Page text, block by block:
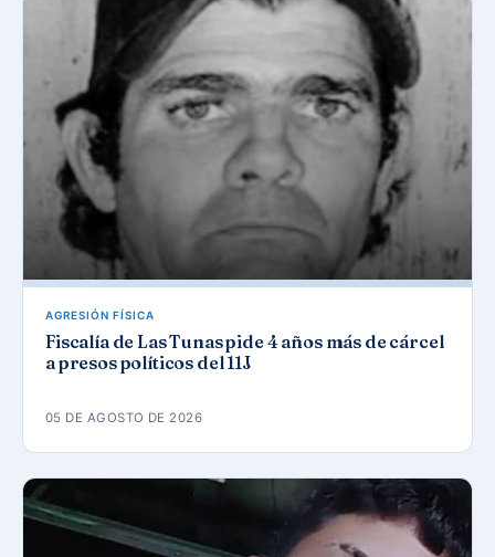
AGRESIÓN FÍSICA
Fiscalía de Las Tunas pide 4 años más de cárcel
a presos políticos del 11J
05 DE AGOSTO DE 2026